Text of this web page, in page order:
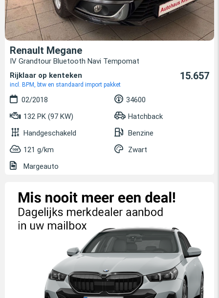
Renault Megane
IV Grandtour Bluetooth Navi Tempomat
Rijklaar op kenteken
incl. BPM, btw en standaard import pakket
15.657
02/2018
34600
132 PK (97 KW)
Hatchback
Handgeschakeld
Benzine
121 g/km
Zwart
Margeauto